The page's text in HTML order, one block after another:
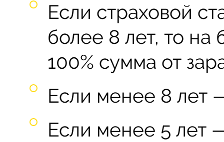
Если страховой
более 8 лет, то на
100% сумма от
Если менее 8 лет
Если менее 5 лет